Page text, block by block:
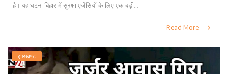
है। यह घटना बिहार में सुरक्षा एजेंसियों के लिए एक बड़ी...
Read More
झारखण्ड